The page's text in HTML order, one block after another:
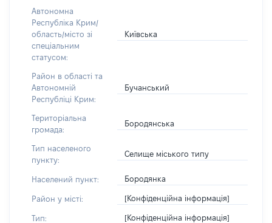
Автономна
Республіка Крим/
область/місто зі
спеціальним
статусом:
Київська
Район в області та
Автономній
Республіці Крим:
Бучанський
Територіальна
громада:
Бородянська
Тип населеного
пункту:
Селище міського типу
Населений пункт: Бородянка
Район у місті: [Конфіденційна інформація]
Тип: [Конфіденційна інформація]